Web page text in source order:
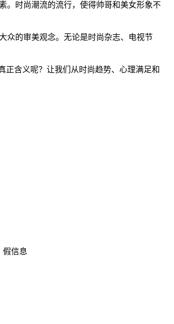
。时尚潮流的流行，使得帅哥和美女形象不
众的审美观念。无论是时尚杂志、电视节
正含义呢？让我们从时尚趋势、心理满足和
假信息